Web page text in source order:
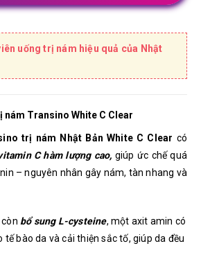
uống trị nám hiệu quả của Nhật
nám Transino White C Clear
trị nám Nhật Bản White C Clear có
C hàm lượng cao, giúp ức chế quá
– nguyên nhân gây nám, tàn nhang và
bổ sung L-cysteine, một axit amin có
bào da và cải thiện sắc tố, giúp da đều